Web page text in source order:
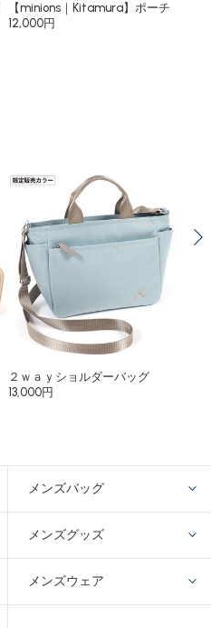
【minions｜Kitamura】ポーチ
12,000円
２ｗａｙショルダーバッグ
13,000円
メンズバッグ
メンズグッズ
メンズウェア